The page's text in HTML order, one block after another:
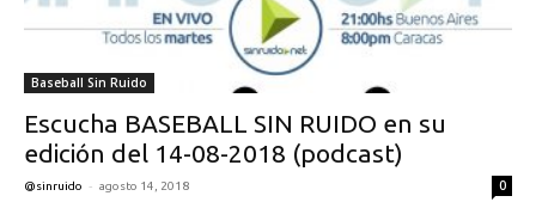
Baseball Sin Ruido
Escucha BASEBALL SIN RUIDO en su
edición del 14-08-2018 (podcast)
@sinruido - agosto 14, 2018 0